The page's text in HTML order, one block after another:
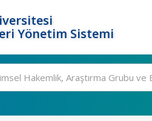
Yönetim Sistemi